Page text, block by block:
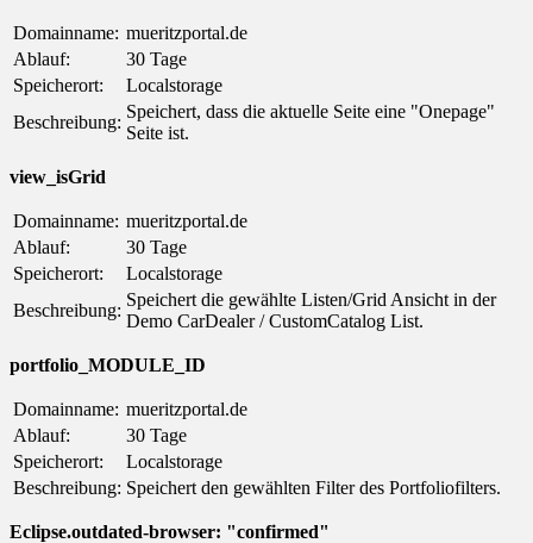
Domainname: mueritzportal.de
Ablauf:
30 Tage
Speicherort:
Localstorage
Beschreibung:
Speichert, dass die aktuelle Seite eine "Onepage"
Seite ist.
view_isGrid
Domainname: mueritzportal.de
Ablauf:
30 Tage
Speicherort:
Localstorage
Beschreibung:
Speichert die gewählte Listen/Grid Ansicht in der
Demo CarDealer / CustomCatalog List.
portfolio_MODULE_ID
Domainname: mueritzportal.de
Ablauf:
30 Tage
Speicherort:
Localstorage
Beschreibung: Speichert den gewählten Filter des Portfoliofilters.
Eclipse.outdated-browser: "confirmed"